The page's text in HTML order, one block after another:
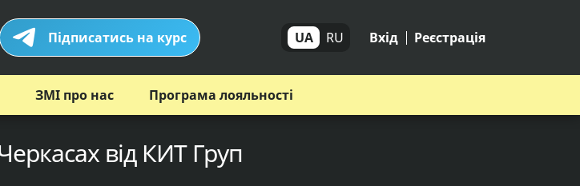
Підписатись на курс UA RU Вхід Реєстрація
ЗМІ про нас Програма лояльності
від КИТ Груп